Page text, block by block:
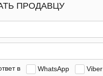
ПРОДАВЦУ
в WhatsApp Viber